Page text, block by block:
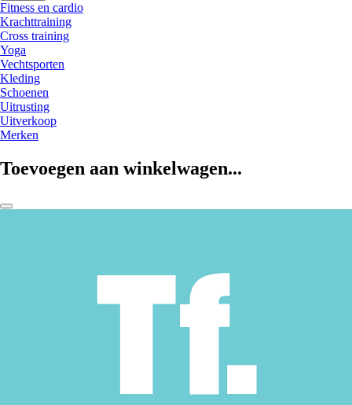
Fitness en cardio
Krachttraining
Cross training
Yoga
Vechtsporten
Kleding
Schoenen
Uitrusting
Uitverkoop
Merken
Toevoegen aan winkelwagen...